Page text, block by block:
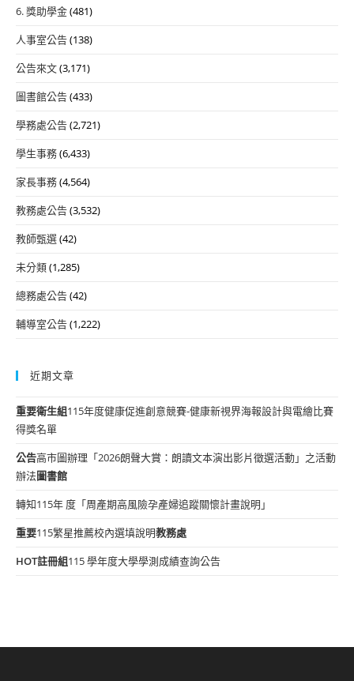
6. 獎助學金(481)
人事室公告(138)
公告來文(3,171)
圖書館公告(433)
學務處公告(2,721)
學生事務(6,433)
家長事務(4,564)
教務處公告(3,532)
教師甄選(42)
未分類(1,285)
總務處公告(42)
輔導室公告(1,222)
近期文章
重要衛生組115年度健康促進創意競賽-健康新視界海報設計與電繪比賽
得獎名單
公告高市圖辦理「2026朗聲大賞：朗讀文本演出影片徵選活動」之活動
辦法圖書館
轉知115年 度「周產期高風險孕產婦追蹤關懷計畫說明」
重要115繁星推薦校內選填說明教務處
HOT註冊組115 學年度大學學測成績查詢公告